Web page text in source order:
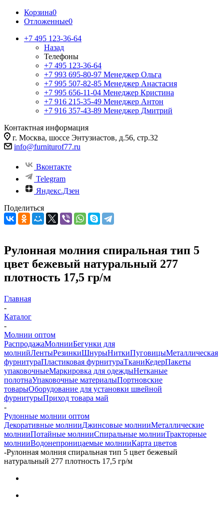
Корзина0
Отложенные0
+7 495 123-36-64
Назад
Телефоны
+7 495 123-36-64
+7 993 695-80-97 Менеджер Ольга
+7 995 507-82-85 Менеджер Анастасия
+7 995 656-11-04 Менеджер Кристина
+7 916 215-35-49 Менеджер Антон
+7 916 357-43-89 Менеджер Дмитрий
Контактная информация
г. Москва, шоссе Энтузиастов, д.56, стр.32
info@furniturof77.ru
Вконтакте
Telegram
Яндекс.Дзен
Поделиться
Рулонная молния спиральная тип 5
цвет бежевый натуральный 277
плотность 17,5 гр/м
Главная
-
Каталог
-
Молнии оптом
РаспродажаМолнииБегунки для
молнийЛентыРезинкиШнурыНиткиПуговицыМеталлическая
фурнитураПластиковая фурнитураТканиКедерПакеты
упаковочныеМаркировка для одеждыНетканые
полотнаУпаковочные материалыПортновские
товарыОборудование для установки швейной
фурнитурыПриход товара май
-
Рулонные молнии оптом
Декоративные молнииДжинсовые молнииМеталлические
молнииПотайные молнииСпиральные молнииТракторные
молнииВодонепроницаемые молнииКарта цветов
-Рулонная молния спиральная тип 5 цвет бежевый
натуральный 277 плотность 17,5 гр/м